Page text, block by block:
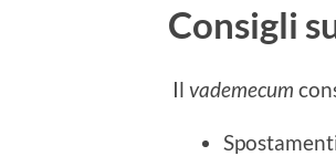
Consigli
Il vademecum